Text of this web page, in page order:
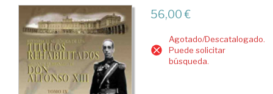
56,00 €
Agotado/Descatalogado.
Puede solicitar
búsqueda.